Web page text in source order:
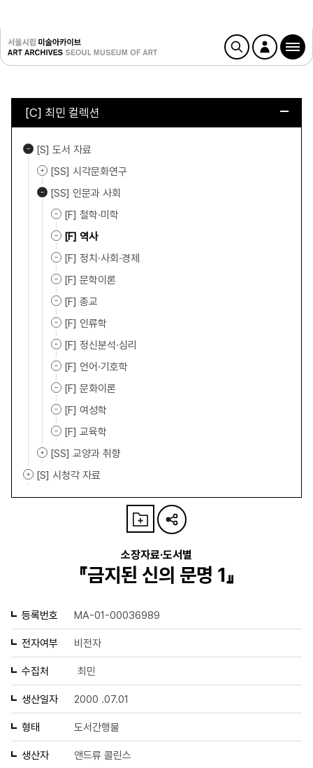
[C] 최민 컬렉션
[S] 도서 자료
[SS] 시각문화연구
[SS] 인문과 사회
[F] 철학·미학
[F] 역사
[F] 정치·사회·경제
[F] 문학이론
[F] 종교
[F] 인류학
[F] 정신분석·심리
[F] 언어·기호학
[F] 문화이론
[F] 여성학
[F] 교육학
[SS] 교양과 취향
[S] 시청각 자료
소장자료·도서별
『금지된 신의 문명 1』
등록번호 MA-01-00036989
전자여부 비전자
수집처 최민
생산일자 2000 .07.01
형태 도서간행물
생산자 앤드류 콜린스